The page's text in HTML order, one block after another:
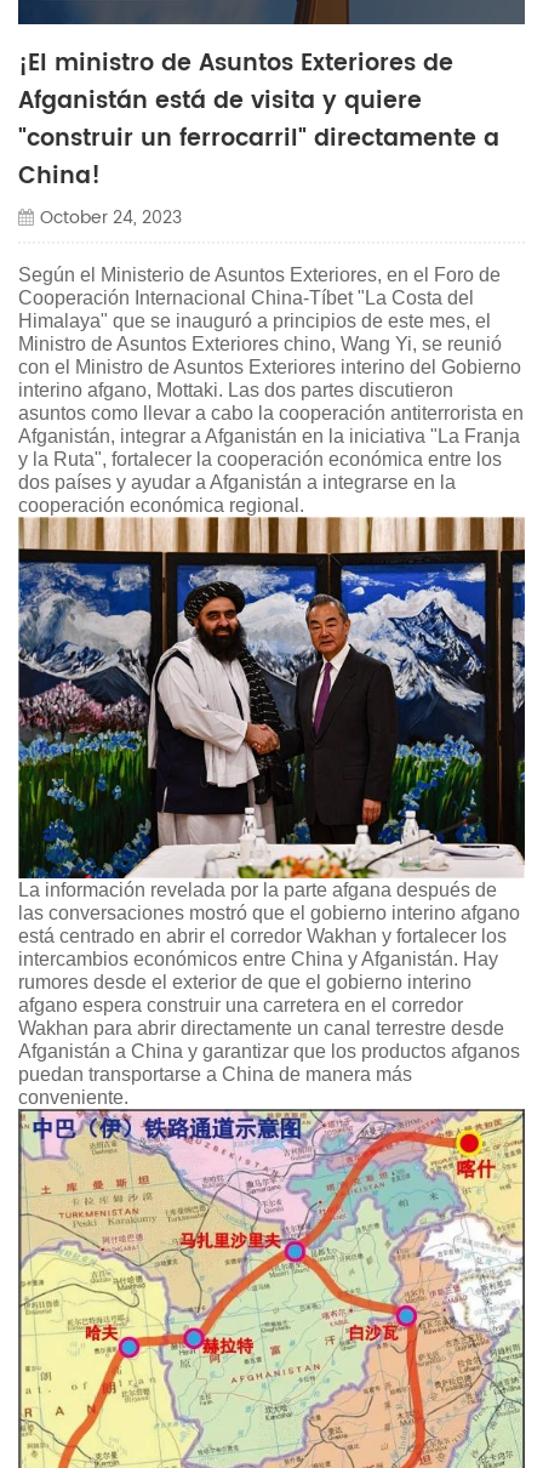
¡El ministro de Asuntos Exteriores de
Afganistán está de visita y quiere
"construir un ferrocarril" directamente a
China!
October 24, 2023
Según el Ministerio de Asuntos Exteriores, en el Foro de
Cooperación Internacional China-Tíbet "La Costa del
Himalaya" que se inauguró a principios de este mes, el
Ministro de Asuntos Exteriores chino, Wang Yi, se reunió
con el Ministro de Asuntos Exteriores interino del Gobierno
interino afgano, Mottaki. Las dos partes discutieron
asuntos como llevar a cabo la cooperación antiterrorista en
Afganistán, integrar a Afganistán en la iniciativa "La Franja
y la Ruta", fortalecer la cooperación económica entre los
dos países y ayudar a Afganistán a integrarse en la
cooperación económica regional.
La información revelada por la parte afgana después de
las conversaciones mostró que el gobierno interino afgano
está centrado en abrir el corredor Wakhan y fortalecer los
intercambios económicos entre China y Afganistán. Hay
rumores desde el exterior de que el gobierno interino
afgano espera construir una carretera en el corredor
Wakhan para abrir directamente un canal terrestre desde
Afganistán a China y garantizar que los productos afganos
puedan transportarse a China de manera más
conveniente.